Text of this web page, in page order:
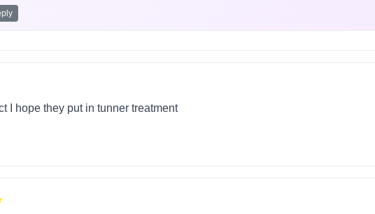
I hope they put in tunner treatment